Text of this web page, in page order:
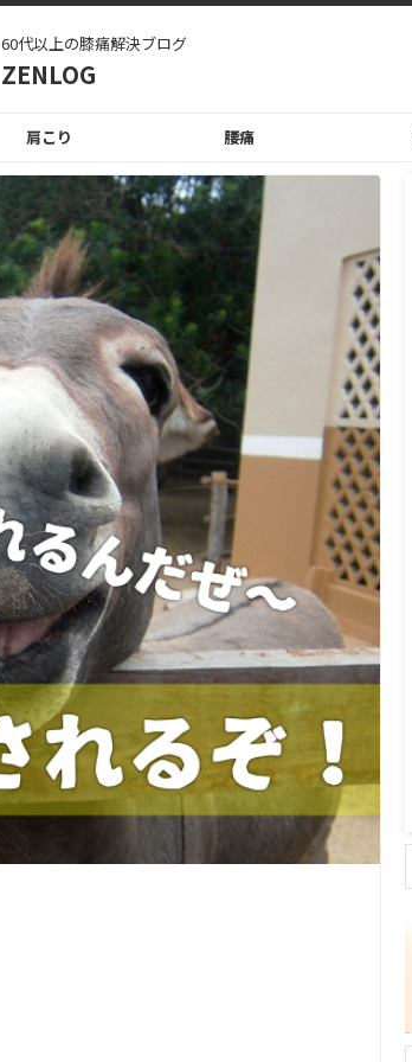
60代以上の膝痛解決ブログ
ZENLOG
肩こり 腰痛